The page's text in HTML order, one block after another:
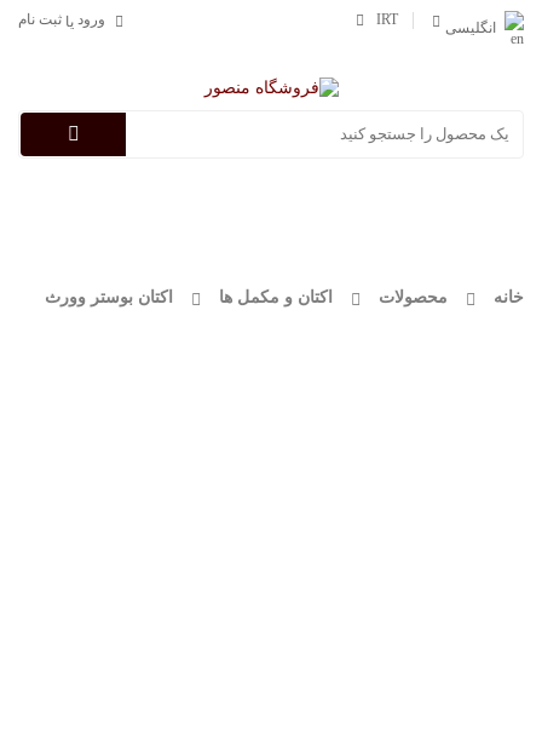
انگلیسی
IRT ورود یا ثبت نام
خانه محصولات اکتان و مکمل ها اکتان بوستر وورث